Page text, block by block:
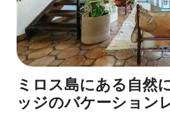
ミロス島にある自然
ッジのバケーション